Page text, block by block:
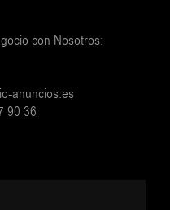
con Nosotros:
anuncios.es
90 36